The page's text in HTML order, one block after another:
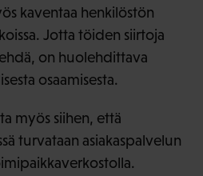
kaventaa henkilöstön
Jotta töiden siirtoja
on huolehdittava
osaamisesta.
myös siihen, että
turvataan asiakaspalvelun